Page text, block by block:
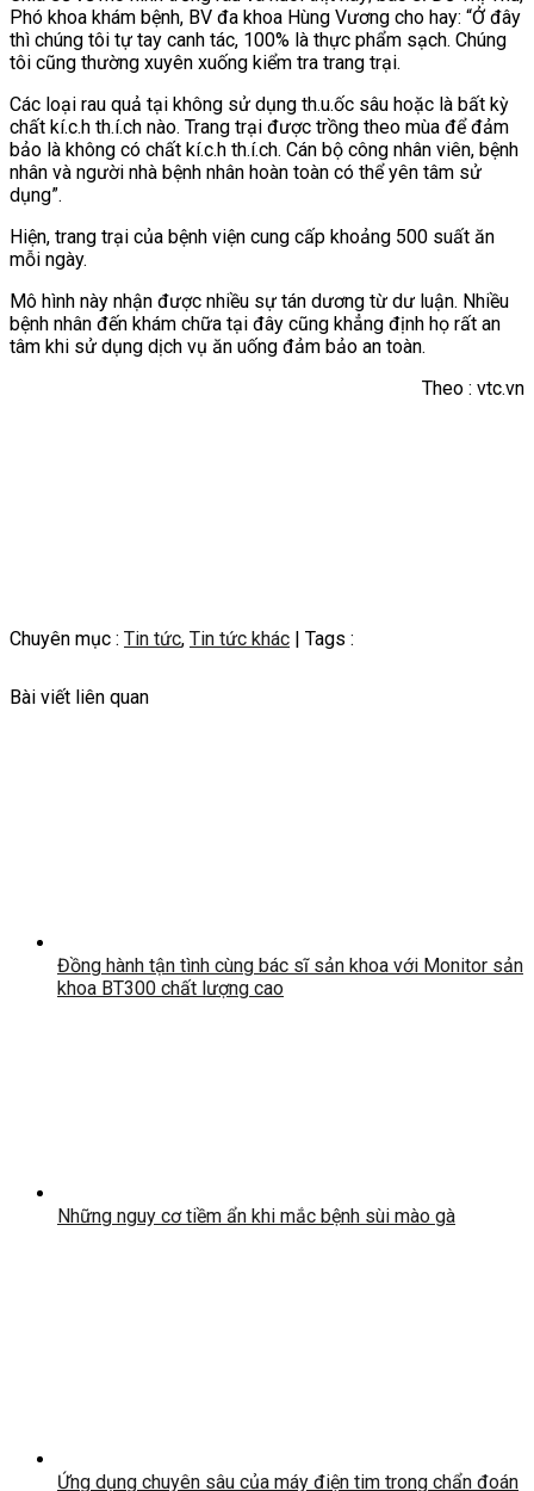
Phó khoa khám bệnh, BV đa khoa Hùng Vương cho hay: “Ở đây
thì chúng tôi tự tay canh tác, 100% là thực phẩm sạch. Chúng
tôi cũng thường xuyên xuống kiểm tra trang trại.
Các loại rau quả tại không sử dụng th.u.ốc sâu hoặc là bất kỳ
chất kí.c.h th.í.ch nào. Trang trại được trồng theo mùa để đảm
bảo là không có chất kí.c.h th.í.ch. Cán bộ công nhân viên, bệnh
nhân và người nhà bệnh nhân hoàn toàn có thể yên tâm sử
dụng”.
Hiện, trang trại của bệnh viện cung cấp khoảng 500 suất ăn
mỗi ngày.
Mô hình này nhận được nhiều sự tán dương từ dư luận. Nhiều
bệnh nhân đến khám chữa tại đây cũng khẳng định họ rất an
tâm khi sử dụng dịch vụ ăn uống đảm bảo an toàn.
Theo : vtc.vn
Chuyên mục : Tin tức, Tin tức khác | Tags :
Bài viết liên quan
Đồng hành tận tình cùng bác sĩ sản khoa với Monitor sản
khoa BT300 chất lượng cao
Những nguy cơ tiềm ẩn khi mắc bệnh sùi mào gà
Ứng dụng chuyên sâu của máy điện tim trong chẩn đoán